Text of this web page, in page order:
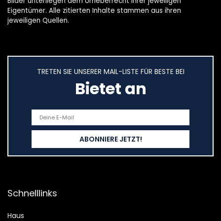
Eigentümer. Alle zitierten Inhalte stammen aus ihren
jeweiligen Quellen.
TRETEN SIE UNSERER MAIL-LISTE FÜR BESTE BEI
Bietet an
Schnelllinks
Haus